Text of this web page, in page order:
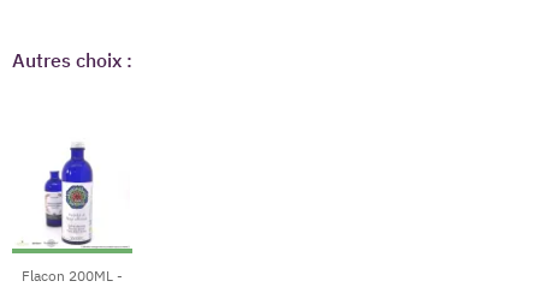
Autres choix :
Flacon 200ML -